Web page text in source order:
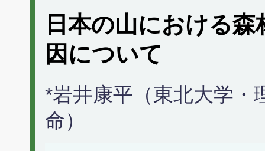
日本の山における
因について
*岩井康平（東北大学・
命）